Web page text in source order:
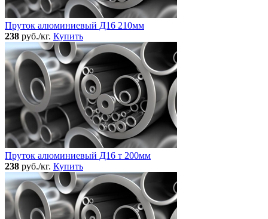
Пруток алюминиевый Д16 210мм
238 руб./кг. Купить
Пруток алюминиевый Д16 т 200мм
238 руб./кг. Купить